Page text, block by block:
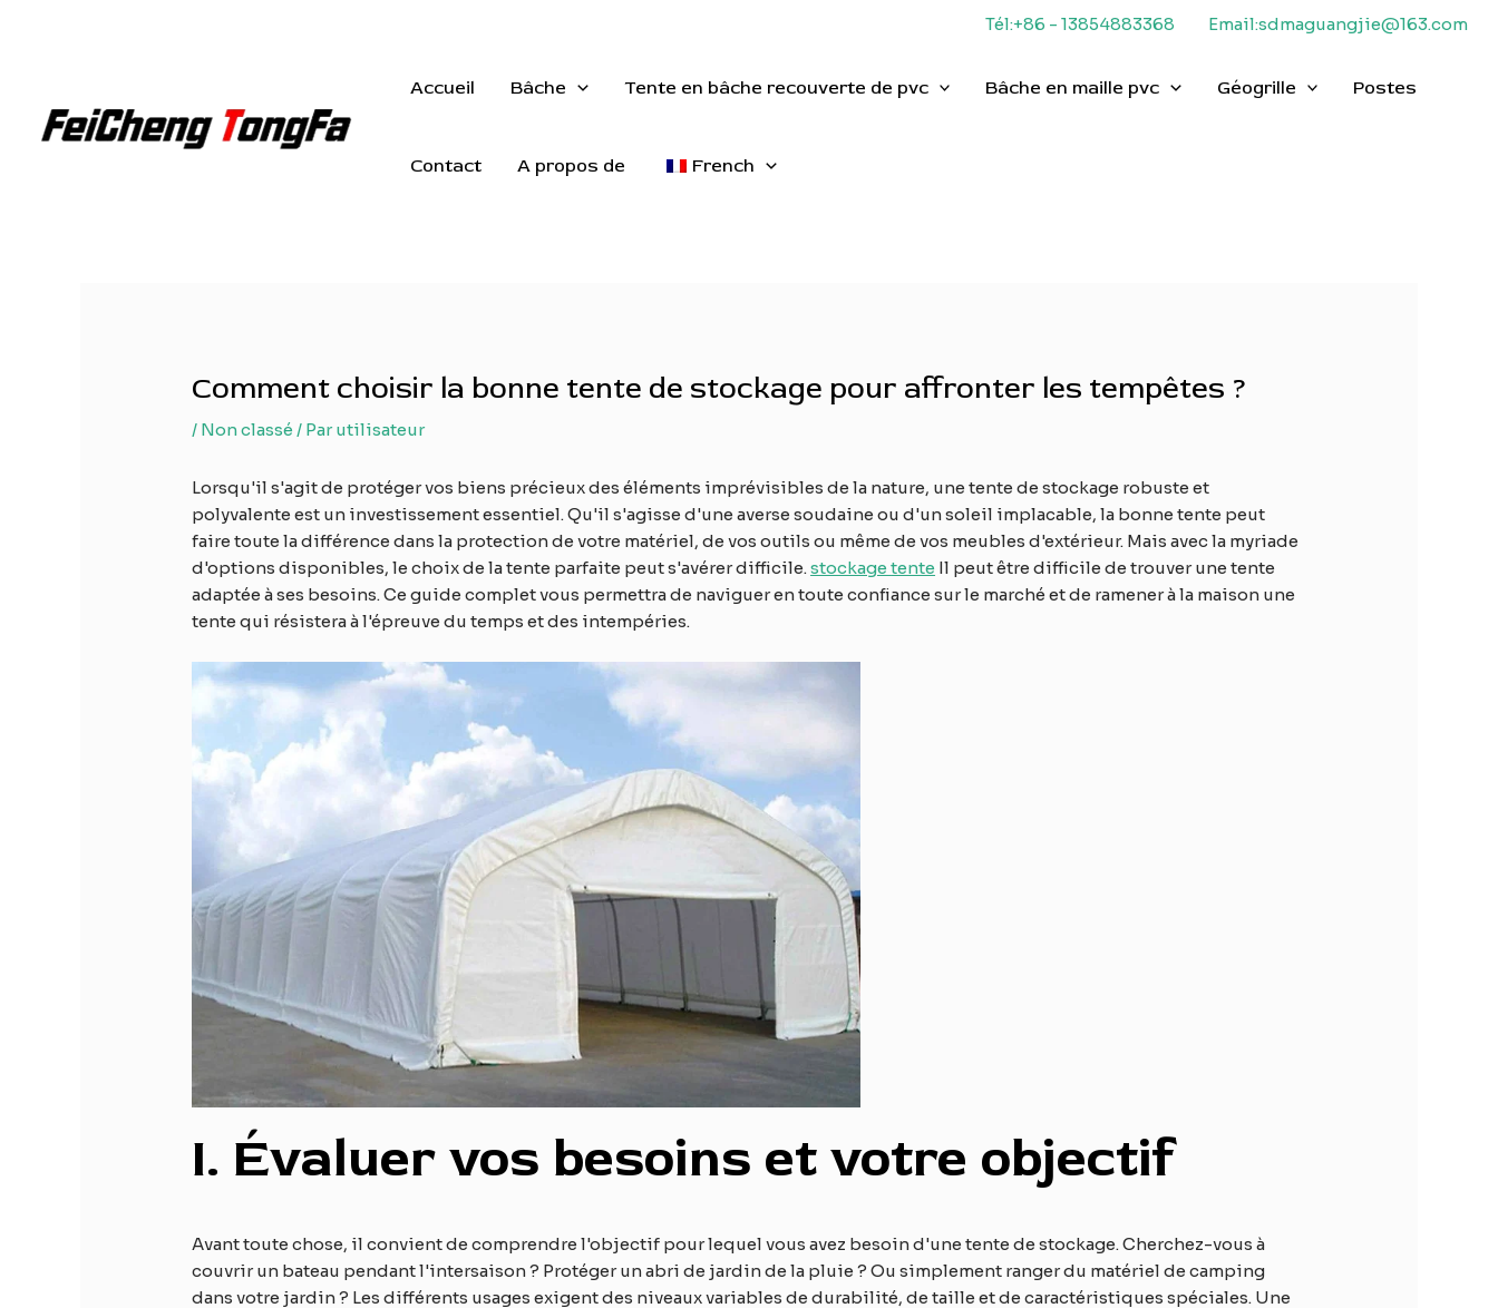
Tél:+86 - 13854883368 Email:sdmaguangjie@163.com
Accueil Bâche Tente en bâche recouverte de pvc Bâche en maille pvc Géogrille Postes
Contact A propos de French
Comment choisir la bonne tente de stockage pour affronter les tempêtes ?
/ Non classé / Parutilisateur
Lorsqu'il s'agit de protéger vos biens précieux des éléments imprévisibles de la nature, une tente de stockage robuste et
polyvalente est un investissement essentiel. Qu'il s'agisse d'une averse soudaine ou d'un soleil implacable, la bonne tente peut
faire toute la différence dans la protection de votre matériel, de vos outils ou même de vos meubles d'extérieur. Mais avec la myriade
d'options disponibles, le choix de la tente parfaite peut s'avérer difficile.stockagetente Il peut être difficile de trouver une tente
adaptée à ses besoins. Ce guide complet vous permettra de naviguer en toute confiance sur le marché et de ramener à la maison une
tente qui résistera à l'épreuve du temps et des intempéries.
I. Évaluer vos besoins et votre objectif
Avant toute chose, il convient de comprendre l'objectif pour lequel vous avez besoin d'une tente de stockage. Cherchez-vous à
couvrir un bateau pendant l'intersaison ? Protéger un abri de jardin de la pluie ? Ou simplement ranger du matériel de camping
dans votre jardin ? Les différents usages exigent des niveaux variables de durabilité, de taille et de caractéristiques spéciales. Une